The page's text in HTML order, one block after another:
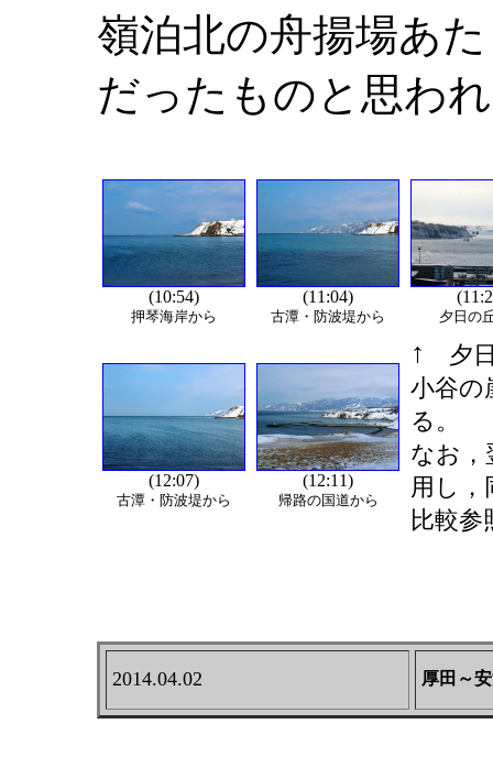
嶺泊北の舟揚場あ
だったものと思わ
(10:54)
押琴海岸から
(11:04)
古潭・防波堤から 夕日の
(12:07)
古潭・防波堤から
(12:11)
帰路の国道から
↑
夕
小谷の
る。
なお，
用し
比較
2014.04.02 厚田～